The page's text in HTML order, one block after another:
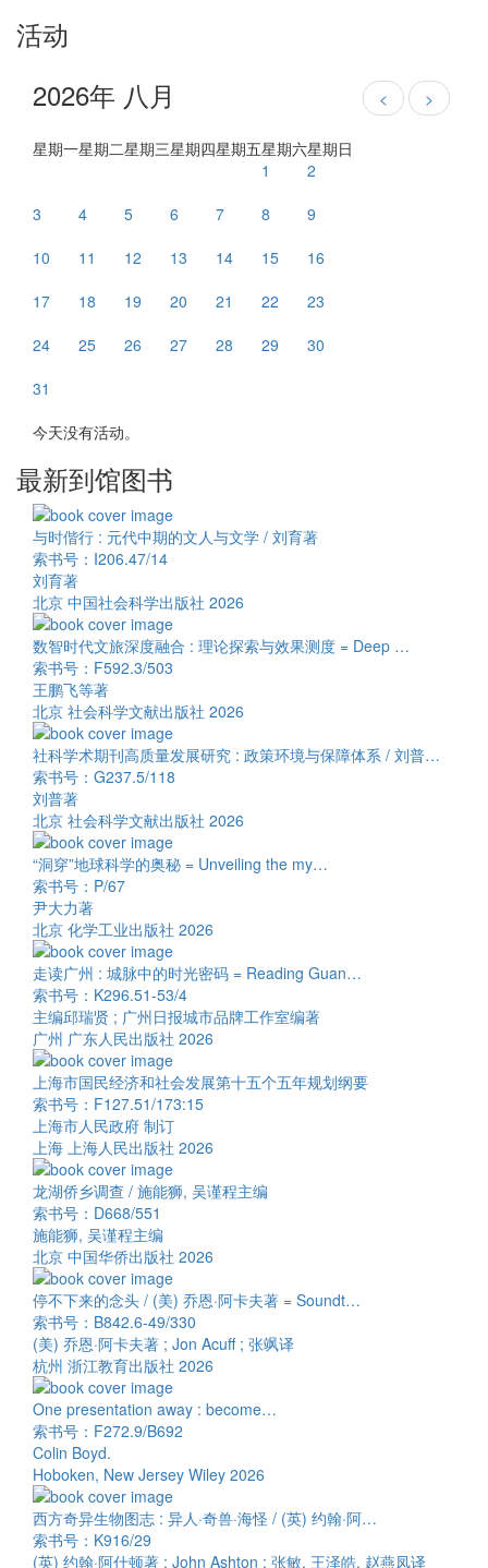
活动
2026年 八月
< >
星期一星期二星期三星期四星期五星期六星期日
1
2
3
4 5 6 7 8
9
10
11 12 13 14 15
16
17
18 19 20 21 22
23
24
25 26 27 28 29
30
31
今天没有活动。
最新到馆图书
与时偕行 : 元代中期的文人与文学 / 刘育著
索书号：I206.47/14
刘育著
北京 中国社会科学出版社 2026
数智时代文旅深度融合 : 理论探索与效果测度 = Deep …
索书号：F592.3/503
王鹏飞等著
北京 社会科学文献出版社 2026
社科学术期刊高质量发展研究 : 政策环境与保障体系 / 刘普…
索书号：G237.5/118
刘普著
北京 社会科学文献出版社 2026
“洞穿”地球科学的奥秘 = Unveiling the my…
索书号：P/67
尹大力著
北京 化学工业出版社 2026
走读广州 : 城脉中的时光密码 = Reading Guan…
索书号：K296.51-53/4
主编邱瑞贤 ; 广州日报城市品牌工作室编著
广州 广东人民出版社 2026
上海市国民经济和社会发展第十五个五年规划纲要
索书号：F127.51/173:15
上海市人民政府 制订
上海 上海人民出版社 2026
龙湖侨乡调查 / 施能狮, 吴谨程主编
索书号：D668/551
施能狮, 吴谨程主编
北京 中国华侨出版社 2026
停不下来的念头 / (美) 乔恩·阿卡夫著 = Soundt…
索书号：B842.6-49/330
(美) 乔恩·阿卡夫著 ; Jon Acuff ; 张飒译
杭州 浙江教育出版社 2026
One presentation away : become…
索书号：F272.9/B692
Colin Boyd.
Hoboken, New Jersey Wiley 2026
西方奇异生物图志 : 异人·奇兽·海怪 / (英) 约翰·阿…
索书号：K916/29
(英) 约翰·阿什顿著 ; John Ashton ; 张敏, 王泽皓, 赵燕凤译